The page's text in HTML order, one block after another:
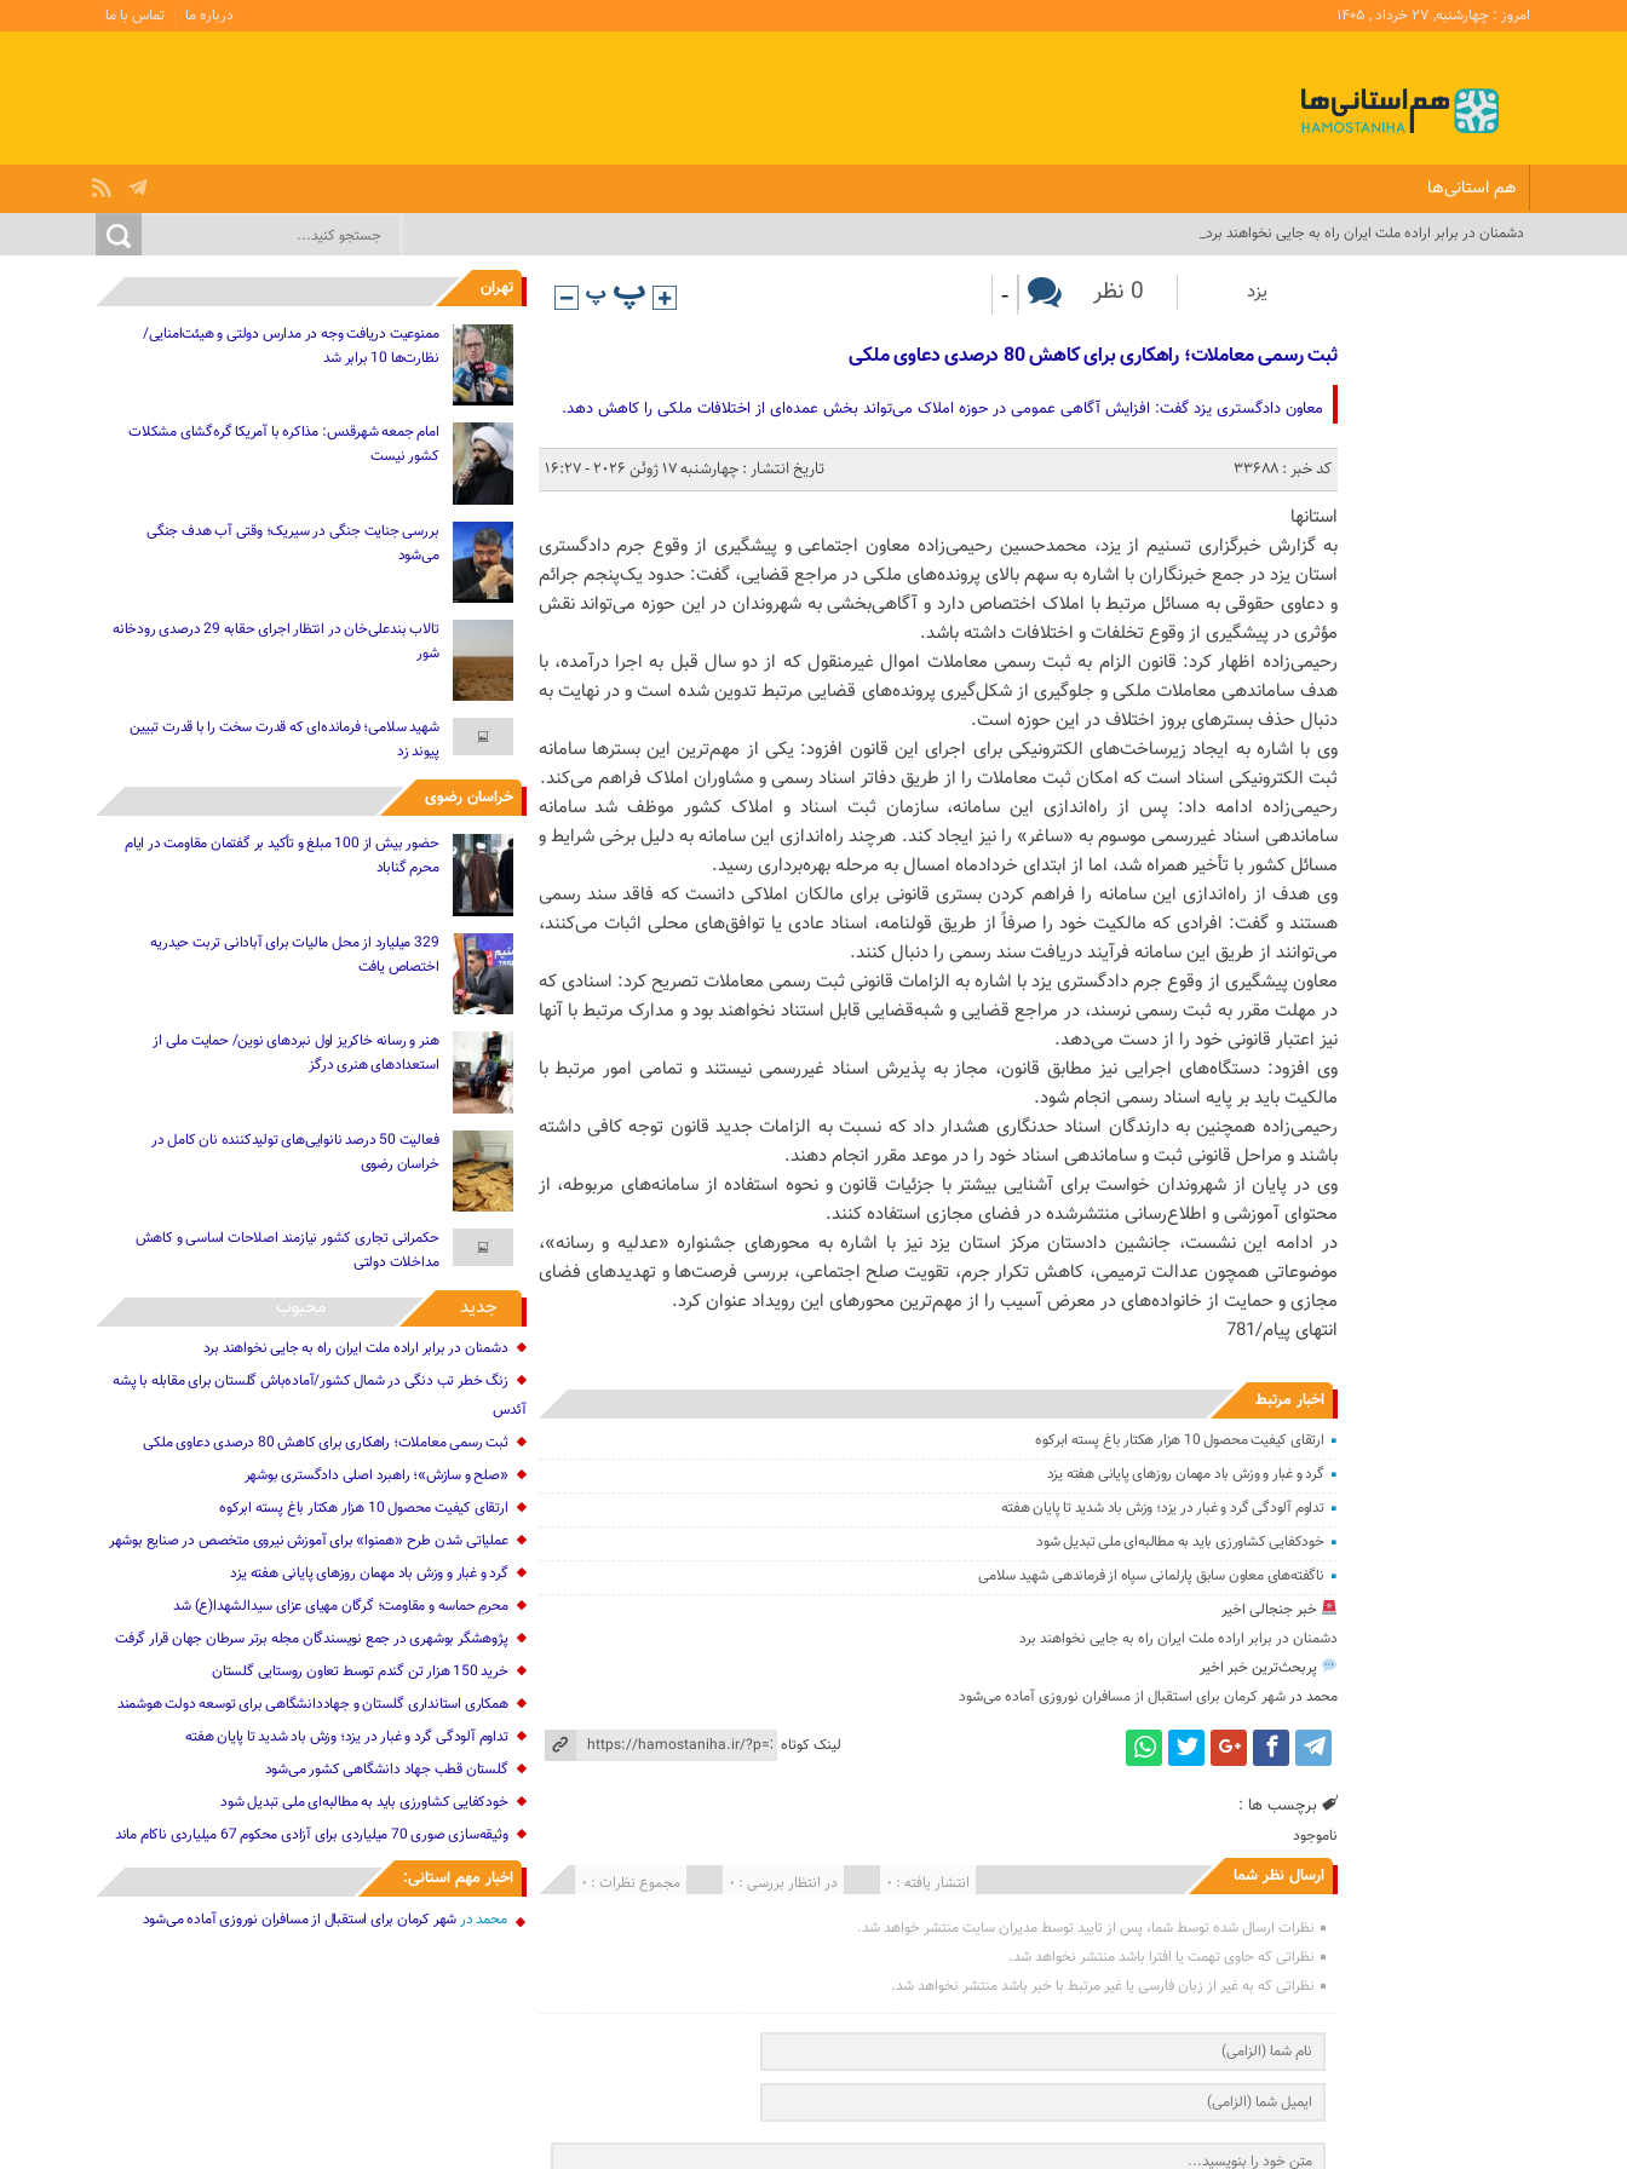
امروز : چهارشنبه, ۲۷ خرداد , ۱۴۰۵ درباره ما تماس با ما
هم استانی‌ها
دشمنان در برابر اراده ملت ایران راه به جایی نخواهند برد_
یزد 0 نظر -
ثبت رسمی معاملات؛ راهکاری برای کاهش 80 درصدی دعاوی ملکی
معاون دادگستری یزد گفت: افزایش آگاهی عمومی در حوزه املاک می‌تواند بخش عمده‌ای از اختلافات ملکی را کاهش دهد.
کد خبر : 33688
تاریخ انتشار : چهارشنبه 17 ژوئن 2026 - 16:27
استانها
به گزارش خبرگزاری تسنیم از یزد، محمدحسین رحیمی‌زاده معاون اجتماعی و پیشگیری از وقوع جرم دادگستری
استان یزد در جمع خبرنگاران با اشاره به سهم بالای پرونده‌های ملکی در مراجع قضایی، گفت: حدود یک‌پنجم جرائم
و دعاوی حقوقی به مسائل مرتبط با املاک اختصاص دارد و آگاهی‌بخشی به شهروندان در این حوزه می‌تواند نقش
مؤثری در پیشگیری از وقوع تخلفات و اختلافات داشته باشد.
رحیمی‌زاده اظهار کرد: قانون الزام به ثبت رسمی معاملات اموال غیرمنقول که از دو سال قبل به اجرا درآمده، با
هدف ساماندهی معاملات ملکی و جلوگیری از شکل‌گیری پرونده‌های قضایی مرتبط تدوین شده است و در نهایت به
دنبال حذف بسترهای بروز اختلاف در این حوزه است.
وی با اشاره به ایجاد زیرساخت‌های الکترونیکی برای اجرای این قانون افزود: یکی از مهم‌ترین این بسترها سامانه
ثبت الکترونیکی اسناد است که امکان ثبت معاملات را از طریق دفاتر اسناد رسمی و مشاوران املاک فراهم می‌کند.
رحیمی‌زاده ادامه داد: پس از راه‌اندازی این سامانه، سازمان ثبت اسناد و املاک کشور موظف شد سامانه
ساماندهی اسناد غیررسمی موسوم به «ساغر» را نیز ایجاد کند. هرچند راه‌اندازی این سامانه به دلیل برخی شرایط و
مسائل کشور با تأخیر همراه شد، اما از ابتدای خردادماه امسال به مرحله بهره‌برداری رسید.
وی هدف از راه‌اندازی این سامانه را فراهم کردن بستری قانونی برای مالکان املاکی دانست که فاقد سند رسمی
هستند و گفت: افرادی که مالکیت خود را صرفاً از طریق قولنامه، اسناد عادی یا توافق‌های محلی اثبات می‌کنند،
می‌توانند از طریق این سامانه فرآیند دریافت سند رسمی را دنبال کنند.
معاون پیشگیری از وقوع جرم دادگستری یزد با اشاره به الزامات قانونی ثبت رسمی معاملات تصریح کرد: اسنادی که
در مهلت مقرر به ثبت رسمی نرسند، در مراجع قضایی و شبه‌قضایی قابل استناد نخواهند بود و مدارک مرتبط با آنها
نیز اعتبار قانونی خود را از دست می‌دهد.
وی افزود: دستگاه‌های اجرایی نیز مطابق قانون، مجاز به پذیرش اسناد غیررسمی نیستند و تمامی امور مرتبط با
مالکیت باید بر پایه اسناد رسمی انجام شود.
رحیمی‌زاده همچنین به دارندگان اسناد حدنگاری هشدار داد که نسبت به الزامات جدید قانون توجه کافی داشته
باشند و مراحل قانونی ثبت و ساماندهی اسناد خود را در موعد مقرر انجام دهند.
وی در پایان از شهروندان خواست برای آشنایی بیشتر با جزئیات قانون و نحوه استفاده از سامانه‌های مربوطه، از
محتوای آموزشی و اطلاع‌رسانی منتشرشده در فضای مجازی استفاده کنند.
در ادامه این نشست، جانشین دادستان مرکز استان یزد نیز با اشاره به محورهای جشنواره «عدلیه و رسانه»،
موضوعاتی همچون عدالت ترمیمی، کاهش تکرار جرم، تقویت صلح اجتماعی، بررسی فرصت‌ها و تهدیدهای فضای
مجازی و حمایت از خانواده‌های در معرض آسیب را از مهم‌ترین محورهای این رویداد عنوان کرد.
انتهای پیام/781
اخبار مرتبط
ارتقای کیفیت محصول 10 هزار هکتار باغ پسته ابرکوه ‌
گرد و غبار و وزش باد مهمان روزهای پایانی هفته یزد
تداوم آلودگی گرد و غبار در یزد؛ وزش باد شدید تا پایان هفته
خودکفایی کشاورزی باید به مطالبه‌ای ملی تبدیل شود
ناگفته‌های‌ معاون سابق پارلمانی سپاه از ‌فرماندهی شهید ‌سلامی‌
خبر جنجالی اخیر
دشمنان در برابر اراده ملت ایران راه به جایی نخواهند برد
پربحث‌ترین خبر اخیر
محمد درشهر کرمان برای استقبال از مسافران نوروزی آماده می‌شود
لینک کوتاه
برچسب ها :
ناموجود
ارسال نظر شما مجموع نظرات : 0 در انتظار بررسی : 0 انتشار یافته : 0
نظرات ارسال شده توسط شما، پس از تایید توسط مدیران سایت منتشر خواهد شد.
نظراتی که حاوی تهمت یا افترا باشد منتشر نخواهد شد.
نظراتی که به غیر از زبان فارسی یا غیر مرتبط با خبر باشد منتشر نخواهد شد.
تهران
ممنوعیت دریافت وجه در مدارس دولتی و هیئت‌امنایی/
نظارت‌ها 10 برابر شد
امام جمعه شهرقدس: مذاکره با آمریکا گره‌گشای مشکلات
کشور نیست
بررسی جنایت جنگی در سیریک؛ وقتی آب هدف جنگی
می‌شود
تالاب بندعلی‌خان در انتظار اجرای حقابه 29 درصدی رودخانه
شور
شهید سلامی؛ فرمانده‌ای که قدرت سخت را با قدرت تبیین
پیوند زد
خراسان رضوی
حضور بیش از 100 مبلغ و تأکید بر گفتمان مقاومت در ایام
محرم گناباد
329 میلیارد از محل مالیات ‌برای آبادانی تربت حیدریه
اختصاص یافت
هنر و رسانه خاکریز اول نبردهای نوین/ حمایت ملی از
استعدادهای هنری درگز
فعالیت 50 درصد نانوایی‌های تولیدکننده نان کامل در
خراسان رضوی
حکمرانی تجاری کشور نیازمند اصلاحات اساسی و کاهش
مداخلات دولتی
جدید محبوب
دشمنان در برابر اراده ملت ایران راه به جایی نخواهند برد
زنگ خطر تب دنگی در شمال کشور/آماده‌باش گلستان برای مقابله با پشه
آئدس
ثبت رسمی معاملات؛ راهکاری برای کاهش 80 درصدی دعاوی ملکی
«صلح و سازش»؛ راهبرد اصلی دادگستری بوشهر
ارتقای کیفیت محصول 10 هزار هکتار باغ پسته ابرکوه ‌
عملیاتی شدن طرح «همنوا» برای آموزش نیروی متخصص در صنایع بوشهر
گرد و غبار و وزش باد مهمان روزهای پایانی هفته یزد
محرمِ حماسه و مقاومت؛ گرگان مهیای عزای سیدالشهدا(ع) شد
پژوهشگر بوشهری در جمع نویسندگان مجله برتر سرطان جهان قرار گرفت
خرید 150 هزار تن گندم توسط تعاون روستایی گلستان
همکاری استانداری گلستان و جهاددانشگاهی برای توسعه دولت هوشمند
تداوم آلودگی گرد و غبار در یزد؛ وزش باد شدید تا پایان هفته
گلستان قطب‌ جهاد دانشگاهی کشور می‌شود
خودکفایی کشاورزی باید به مطالبه‌ای ملی تبدیل شود
وثیقه‌سازی صوری 70 میلیاردی برای آزادی محکوم 67 میلیاردی ناکام ماند
اخبار مهم استانی:
محمددرشهر کرمان برای استقبال از مسافران نوروزی آماده می‌شود